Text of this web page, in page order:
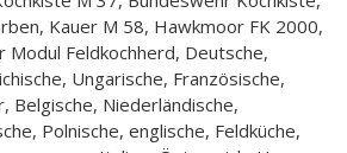
Kauer M 58, Hawkmoor FK 2000,
Modul Feldkochherd, Deutsche,
Ungarische, Französische,
Belgische, Niederländische,
Polnische, englische, Feldküche,